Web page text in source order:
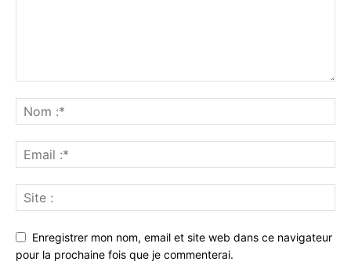
Enregistrer mon nom, email et site web dans ce navigateur
pour la prochaine fois que je commenterai.